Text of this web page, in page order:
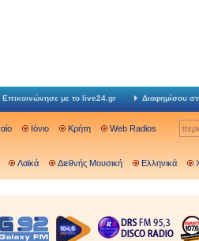
Επικοινώνησε με το live24.gr Διαφημίσου
Ιόνιο Κρήτη Web Radios
Λαϊκά Διεθνής Μουσική Ελληνικά